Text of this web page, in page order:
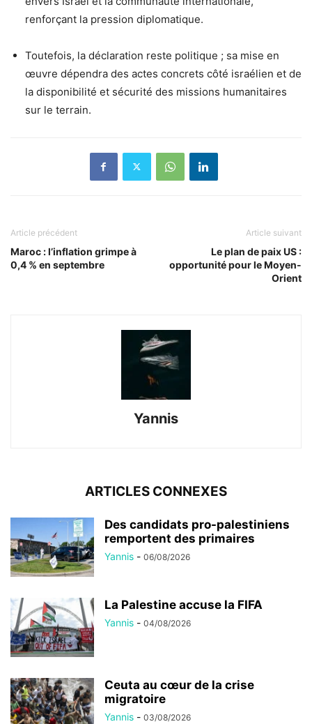
renforçant la pression diplomatique.
Toutefois, la déclaration reste politique ; sa mise en
œuvre dépendra des actes concrets côté israélien et de
la disponibilité et sécurité des missions humanitaires
sur le terrain.
Article précédent
Maroc : l’inflation grimpe à
0,4 % en septembre
Article suivant
Le plan de paix US :
opportunité pour le Moyen-
Orient
Yannis
ARTICLES CONNEXES
Des candidats pro-palestiniens
remportent des primaires
Yannis - 06/08/2026
La Palestine accuse la FIFA
Yannis - 04/08/2026
Ceuta au cœur de la crise
migratoire
Yannis - 03/08/2026